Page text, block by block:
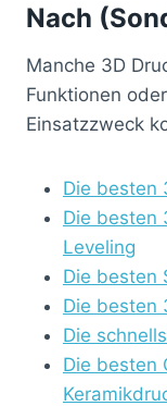
Nach
Manche 3D
Funktionen
Einsatzzweck
Die besten
Die besten
Leveling
Die besten
Die besten
Die
Die besten